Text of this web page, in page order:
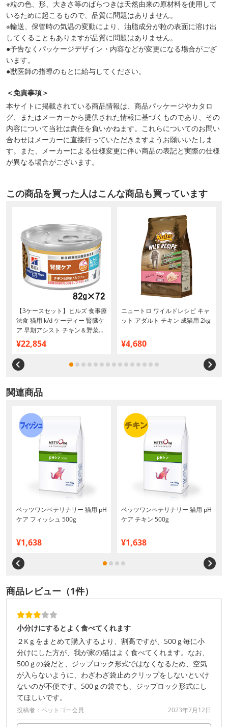
※粒の色、形、大きさ等のばらつきは天然由来の原材料を使用して
いるために起こるもので、品質に問題はありません。
※輸送、保管時の気温の変動により、油脂成分が粒の表面に溶け出
してくることもありますが品質に問題はありません。
●予告なくパッケージデザイン・内容などが変更になる場合がござ
います。
●獣医師の指導のもとに給与してください。
＜免責事項＞
本サイトに掲載されている商品情報は、商品パッケージやカタロ
グ、またはメーカーから提供された情報に基づくものであり、その
内容について当社は責任を負いかねます。これらについてのお問い
合わせはメーカーに直接行っていただきますようお願いいたしま
す。また、メーカーによる仕様変更に伴い商品の表記と実際の仕様
が異なる場合がございます。
この商品を買った人はこんな商品も買っています
【3ケースセット】ヒルズ 食事療
法食 猫用 k/d ケーディー 腎臓ケ
ア 早期アシスト チキン＆野菜入
りシチュー缶 82g×24
¥22,854
ニュートロ ワイルドレシピ キャ
ット アダルト チキン 成猫用 2kg
¥4,680
関連商品
ベッツワンベテリナリー 猫用 pH
ケア フィッシュ 500g
¥1,638
ベッツワンベテリナリー 猫用 pH
ケア チキン 500g
¥1,638
商品レビュー（1件）
小分けにするとよく食べてくれます
２Kｇをまとめて購入するより、割高ですが、500ｇ毎に小
分けにした方が、我が家の猫はよく食べてくれます。なお、
500ｇの袋だと、ジップロック形式ではなくなるため、空気
が入らないように、わざわざ袋止めクリップをしないといけ
ないのが不便です。500ｇの袋でも、ジップロック形式にし
てほしいです。
投稿者：ペットゴー会員 2023年7月12日